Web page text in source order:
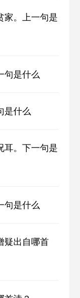
家。上一句是
句是什么
是什么
耳。下一句是
句是什么
疑出自哪首